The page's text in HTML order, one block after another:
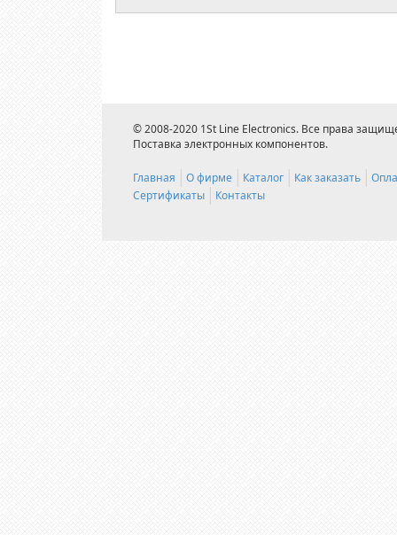
© 2008-2020 1St Line Electronics. Все права
Поставка электронных компонентов.
Главная О фирме Каталог Как заказать
Сертификаты
Контакты